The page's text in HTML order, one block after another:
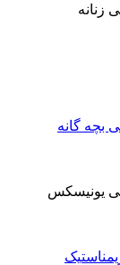
زنانه
بچه گانه
یونیسکس